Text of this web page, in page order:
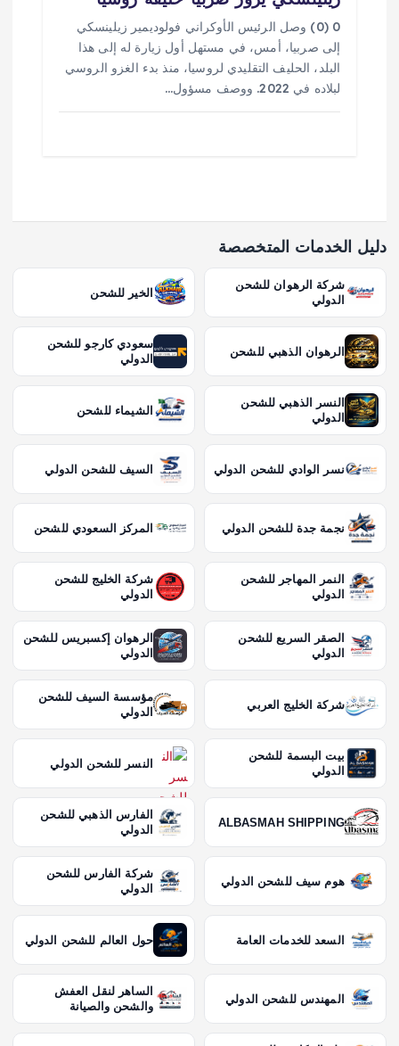
0 (0) وصل الرئيس الأوكراني فولوديمير زيلينسكي
إلى صربيا، أمس، في مستهل أول زيارة له إلى هذا
البلد، الحليف التقليدي لروسيا، منذ بدء الغزو الروسي
لبلاده في 2022. ووصف مسؤول…
دليل الخدمات المتخصصة
شركة الرهوان للشحن
الدولي
الخير للشحن
الرهوان الذهبي للشحن
سعودي كارجو للشحن
الدولي
النسر الذهبي للشحن
الدولي
الشيماء للشحن
نسر الوادي للشحن الدولي السيف للشحن الدولي
نجمة جدة للشحن الدولي المركز السعودي للشحن
النمر المهاجر للشحن
الدولي
شركة الخليج للشحن
الدولي
الصقر السريع للشحن
الدولي
الرهوان إكسبريس للشحن
الدولي
شركة الخليج العربي
مؤسسة السيف للشحن
الدولي
بيت البسمة للشحن
الدولي
النسر للشحن الدولي
ALBASMAH SHIPPING
الفارس الذهبي للشحن
الدولي
هوم سيف للشحن الدولي
شركة الفارس للشحن
الدولي
السعد للخدمات العامة حول العالم للشحن الدولي
المهندس للشحن الدولي
الساهر لنقل العفش
والشحن والصيانة